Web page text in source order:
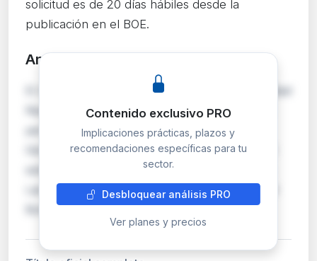
solicitud es de 20 días hábiles desde la
publicación en el BOE.
Análisis detallado
El Ayuntamiento de Bolaños de Calatrava (Ciudad
Real) convoca dos plazas de Administrativo/a
pertenecientes a la escala de Administración
General, subescala Administrativa, mediante el
sistema de concurso-oposición en turno libre.
Las bases reguladoras fueron publicadas en el
Boletín Oficial de la Provincia de Ciudad R…
Contenido exclusivo PRO
Implicaciones prácticas, plazos y
recomendaciones específicas para tu
sector.
Desbloquear análisis PRO
Ver planes y precios